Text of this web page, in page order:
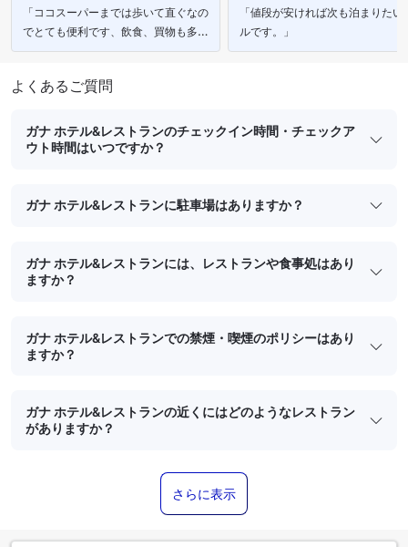
「ココスーパーまでは歩いて直ぐなの
でとても便利です、飲食、買物も多く
あります。」
「値段が安ければ次も泊まりたい
ルです。」
よくあるご質問
ガナ ホテル&レストランのチェックイン時間・チェックア
ウト時間はいつですか？
ガナ ホテル&レストランに駐車場はありますか？
ガナ ホテル&レストランには、レストランや食事処はあり
ますか？
ガナ ホテル&レストランでの禁煙・喫煙のポリシーはあり
ますか？
ガナ ホテル&レストランの近くにはどのようなレストラン
がありますか？
さらに表示